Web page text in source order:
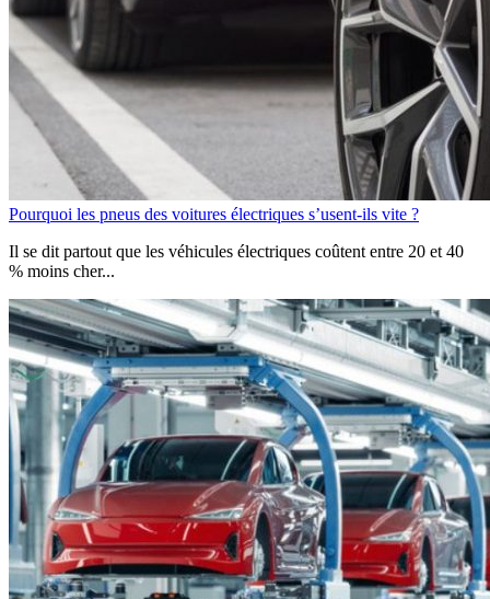
Pourquoi les pneus des voitures électriques s’usent-ils vite ?
Il se dit partout que les véhicules électriques coûtent entre 20 et 40
% moins cher...